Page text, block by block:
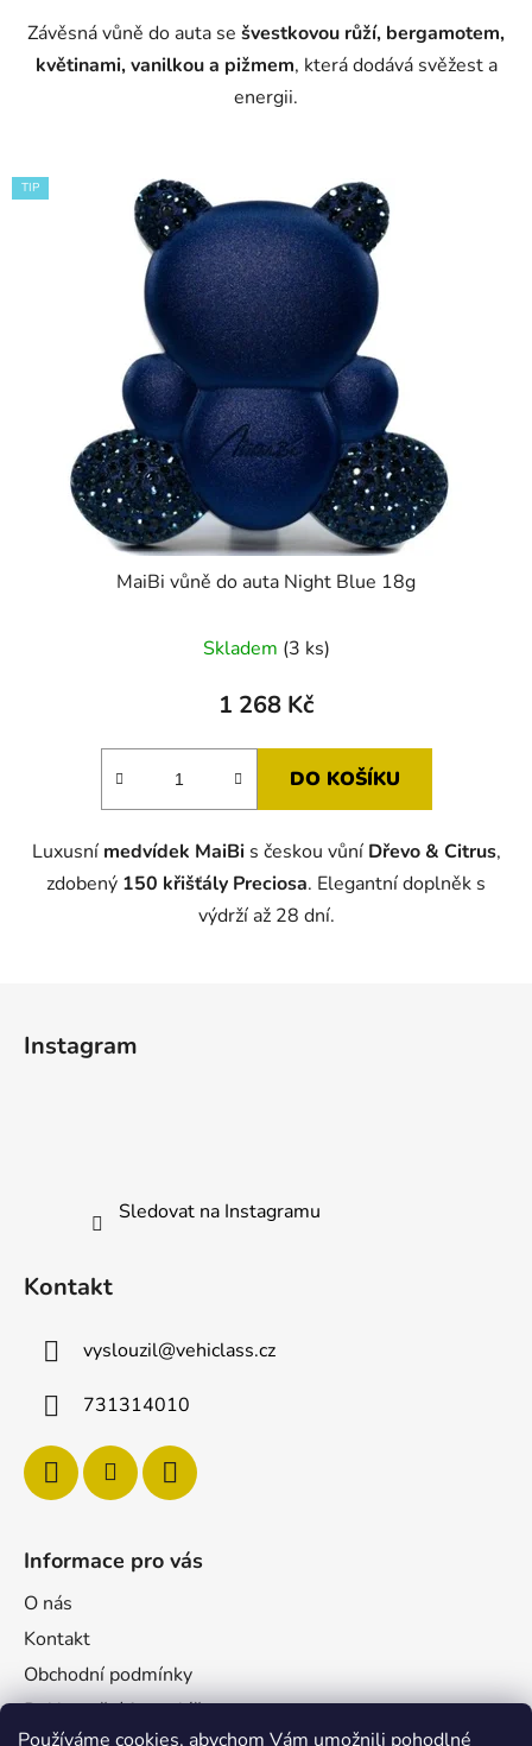
Používáme cookies, abychom Vám umožnili pohodlné
Závěsná vůně do auta se švestkovou růží, bergamotem,
květinami, vanilkou a pižmem, která dodává svěžest a
energii.
TIP
MaiBi vůně do auta Night Blue 18g
hodnocení
produktu
5,0
hvězdiček.
Skladem (3 ks)
1 268 Kč
DO KOŠÍKU
Luxusní medvídek MaiBi s českou vůní Dřevo & Citrus,
zdobený 150 křišťály Preciosa. Elegantní doplněk s
výdrží až 28 dní.
Instagram
Sledovat na Instagramu
Kontakt
vyslouzil@vehiclass.cz
731314010
Informace pro vás
O nás
Kontakt
Obchodní podmínky
Reklamační formulář